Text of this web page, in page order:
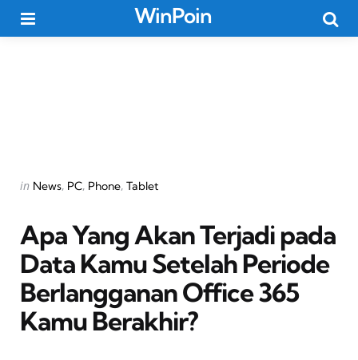
WinPoin
Categories
Posted
in News PC Phone Tablet
Apa Yang Akan Terjadi pada
Data Kamu Setelah Periode
Berlangganan Office 365
Kamu Berakhir?